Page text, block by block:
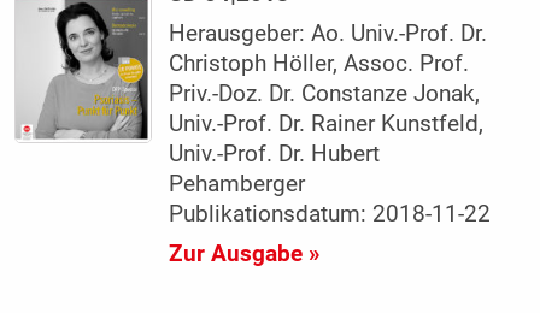
Herausgeber: Ao. Univ.-Prof. Dr.
Christoph Höller, Assoc. Prof.
Priv.-Doz. Dr. Constanze Jonak,
Univ.-Prof. Dr. Rainer Kunstfeld,
Univ.-Prof. Dr. Hubert
Pehamberger
Publikationsdatum: 2018-11-22
Zur Ausgabe »